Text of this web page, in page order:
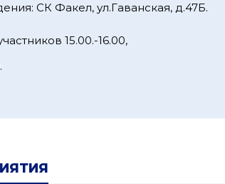
СК Факел, ул.Гаванская, д.47Б.
15.00.-16.00,